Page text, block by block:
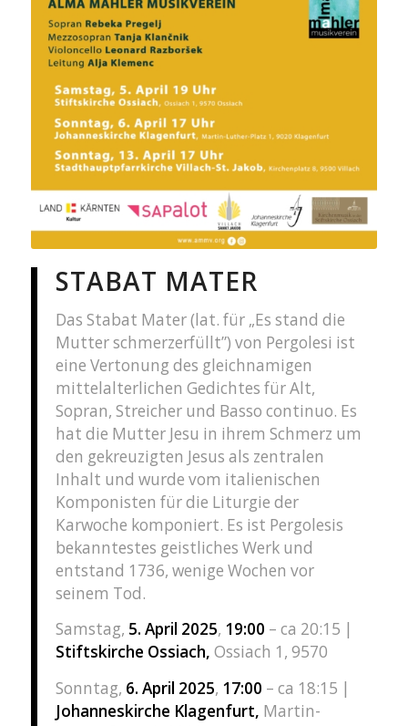
STABAT MATER
Das Stabat Mater (lat. für „Es stand die
Mutter schmerzerfüllt”) von Pergolesi ist
eine Vertonung des gleichnamigen
mittelalterlichen Gedichtes für Alt,
Sopran, Streicher und Basso continuo. Es
hat die Mutter Jesu in ihrem Schmerz um
den gekreuzigten Jesus als zentralen
Inhalt und wurde vom italienischen
Komponisten für die Liturgie der
Karwoche komponiert. Es ist Pergolesis
bekanntestes geistliches Werk und
entstand 1736, wenige Wochen vor
seinem Tod.
Samstag, 5. April 2025, 19:00 – ca 20:15 |
Stiftskirche Ossiach, Ossiach 1, 9570
Sonntag, 6. April 2025, 17:00 – ca 18:15 |
Johanneskirche Klagenfurt, Martin-